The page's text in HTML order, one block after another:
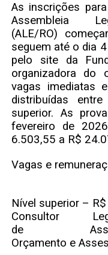
As inscrições
Assembleia
(ALE/RO)
seguem até o dia
pelo site da
organizadora do
vagas imediatas
distribuídas
superior. As
fevereiro de
6.503,55 a R$
Vagas e
Nível superior –
Consultor
de
Orçamento e